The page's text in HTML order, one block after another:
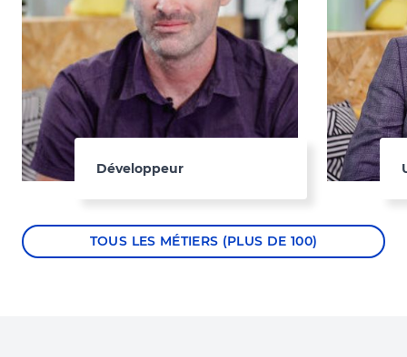
Développeur
TOUS LES MÉTIERS (PLUS DE 100)